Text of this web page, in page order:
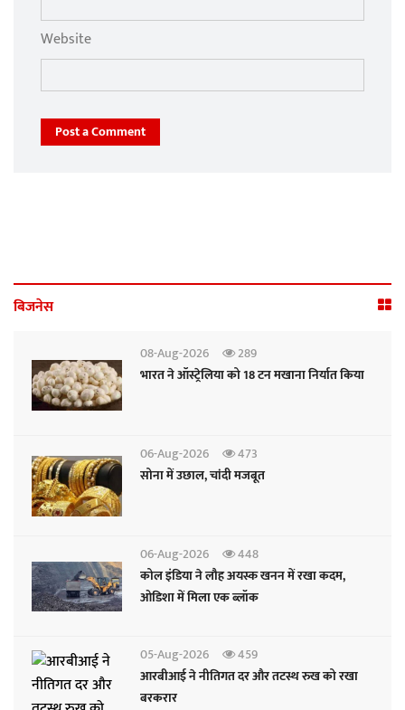
Website
Post a Comment
बिजनेस
08-Aug-2026
289
भारत ने ऑस्ट्रेलिया को 18 टन मखाना निर्यात किया
06-Aug-2026
473
सोना में उछाल, चांदी मजबूत
06-Aug-2026
448
कोल इंडिया ने लौह अयस्क खनन में रखा कदम,
ओडिशा में मिला एक ब्लॉक
05-Aug-2026
459
आरबीआई ने नीतिगत दर और तटस्थ रुख को रखा
बरकरार